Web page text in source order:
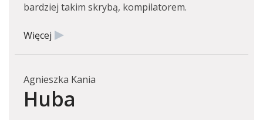
bardziej takim skrybą, kompilatorem.
Więcej
Agnieszka Kania
Huba